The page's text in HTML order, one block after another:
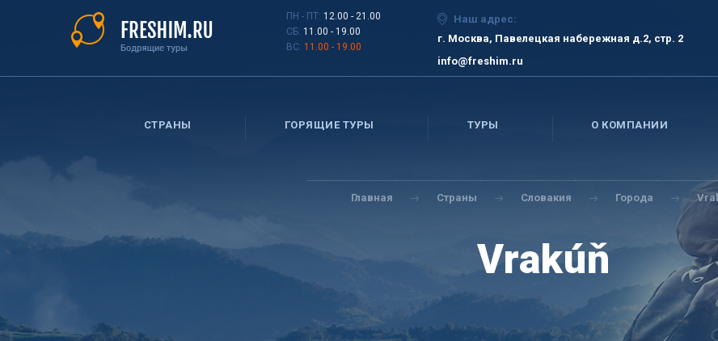
ПН - ПТ: 12.00 - 21.00
СБ: 11.00 - 19.00
ВС: 11.00 - 19.00
Наш адрес:
г. Москва, Павелецкая набережная д.2, стр. 2
info@freshim.ru
СТРАНЫ ГОРЯЩИЕ ТУРЫ ТУРЫ О КОМПАНИИ
Вы
здесь
Главная Страны Словакия Города
Vrakúň